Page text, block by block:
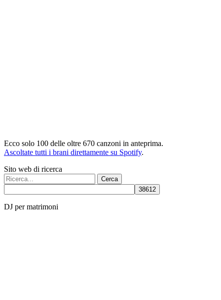
Ecco solo 100 delle oltre 670 canzoni in anteprima.
Ascoltate tutti i brani direttamente su Spotify.
Sito web di ricerca
Cerca:
DJ per matrimoni